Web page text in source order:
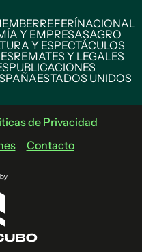
REFERÍNACIONAL
Y EMPRESASAGRO
Y ESPECTÁCULOS
REMATES Y LEGALES
PUBLICACIONES
ESTADOS UNIDOS
de Privacidad
Contacto